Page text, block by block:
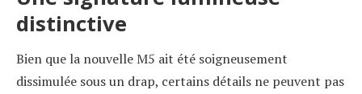
distinctive
Bien que la nouvelle M5 ait été soigneusement
dissimulée sous un drap, certains détails ne peuvent pas